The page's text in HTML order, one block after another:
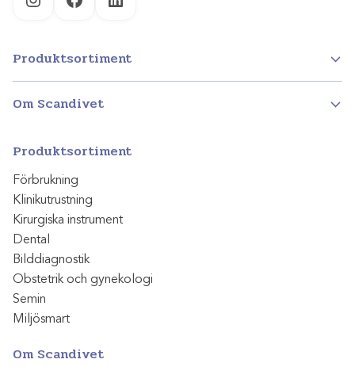
InstagramFacebookLinkedIn
Produktsortiment
Om Scandivet
Produktsortiment
Förbrukning
Klinikutrustning
Kirurgiska instrument
Dental
Bilddiagnostik
Obstetrik och gynekologi
Semin
Miljösmart
Om Scandivet